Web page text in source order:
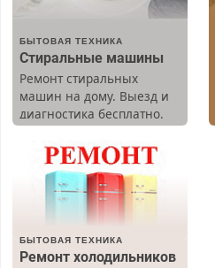
БЫТОВАЯ ТЕХНИКА
Стиральные машины
Ремонт стиральных
машин на дому. Выезд и
диагностика бесплатно.
Предусмотрены скидки.
БЫТОВАЯ ТЕХНИКА
Ремонт холодильников